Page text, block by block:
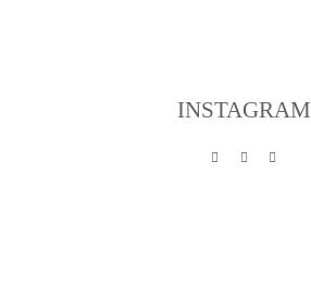
CONTACTOINSTAGRAM